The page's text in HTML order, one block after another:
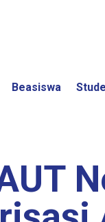
Beasiswa